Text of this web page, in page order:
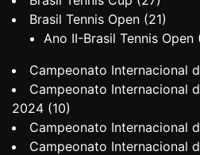
Brasil Tennis Open (21)
Ano II-Brasil Tennis Open
Campeonato Internacional
Campeonato Internacional
2024 (10)
Campeonato Internacional
Campeonato Internacional